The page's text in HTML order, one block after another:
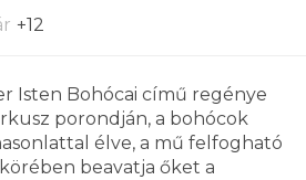
+12
Isten Bohócai című regénye
porondján, a bohócok
élve, a mű felfogható
beavatja őket a